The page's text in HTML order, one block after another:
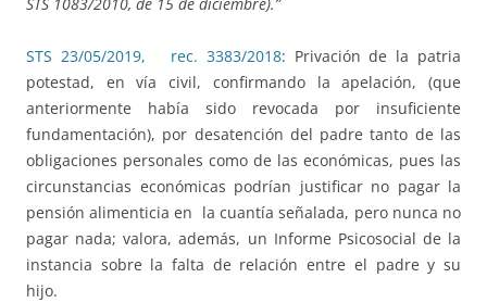
STS 1083/2010, de 15 de diciembre).”
STS 23/05/2019, rec. 3383/2018: Privación de la patria
potestad, en vía civil, confirmando la apelación, (que
anteriormente había sido revocada por insuficiente
fundamentación), por desatención del padre tanto de las
obligaciones personales como de las económicas, pues las
circunstancias económicas podrían justificar no pagar la
pensión alimenticia en la cuantía señalada, pero nunca no
pagar nada; valora, además, un Informe Psicosocial de la
instancia sobre la falta de relación entre el padre y su
hijo.